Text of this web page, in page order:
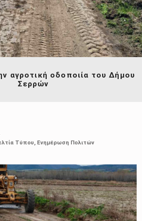
αγροτική οδοποιία του Δήμου
Σερρών
Τύπου Ενημέρωση Πολιτών